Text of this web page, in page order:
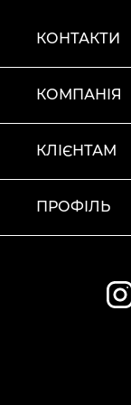
КОНТАКТИ
КОМПАНІЯ
КЛІЄНТАМ
ПРОФІЛЬ